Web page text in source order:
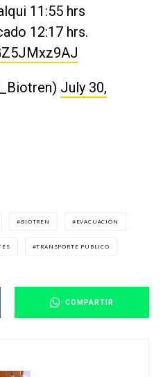
11:55 hrs
12:17 hrs.
July 30,
BIOTREN EVACUACIÓN
TRANSPORTE PÚBLICO
COMPARTIR